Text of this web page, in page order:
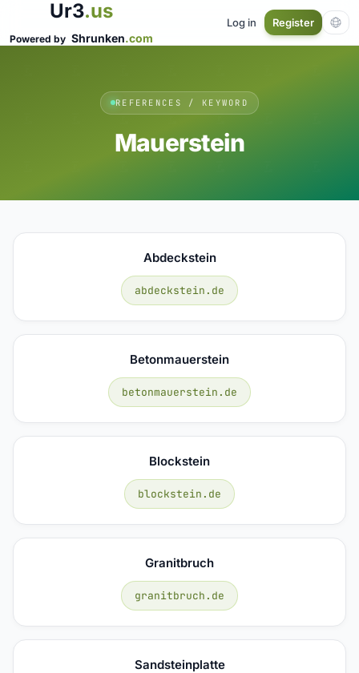
Ur3.us
Powered by Shrunken.com
Log in Register
REFERENCES / KEYWORD
Mauerstein
Abdeckstein
abdeckstein.de
Betonmauerstein
betonmauerstein.de
Blockstein
blockstein.de
Granitbruch
granitbruch.de
Sandsteinplatte